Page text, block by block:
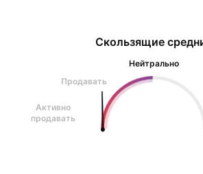
Скользящие
Нейтрально
Продавать
Активно
продавать